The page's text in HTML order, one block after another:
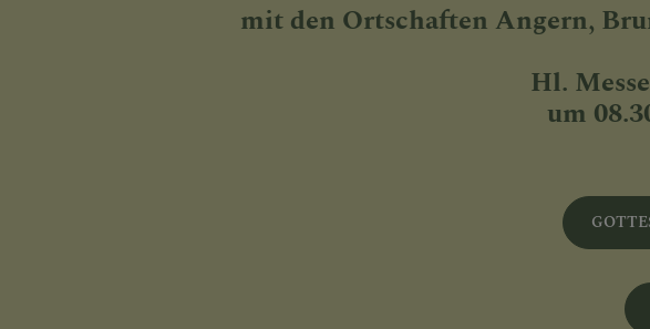
ORTSKAPELLEN
TODESFALL/
mit den Ortschaften Angern,
Hl.
um